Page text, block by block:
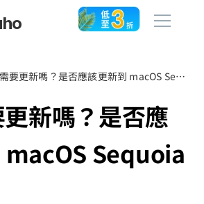
Mac 需要更新嗎？是否應該更新到 macOS Sequoia 15.7.4？
新嗎？是否應
macOS Sequoia